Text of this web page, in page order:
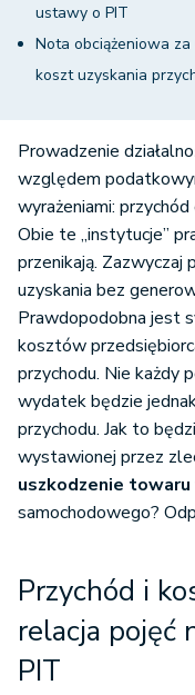
ustawy o PIT
Nota obciążeniowa
koszt uzyskania
Prowadzenie
względem
wyrażeniami:
Obie te „instytucje”
przenikają. Zazwyczaj
uzyskania bez
Prawdopodobna jest
kosztów
przychodu. Nie każdy
wydatek będzie
przychodu. Jak to
wystawionej przez
uszkodzenie
samochodowego?
Przychód i
relacja pojęć
PIT